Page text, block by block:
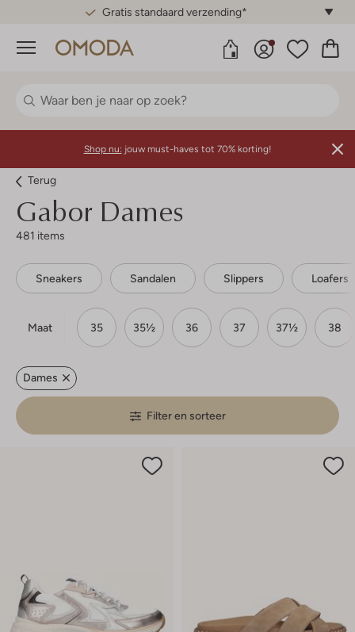
Gratis standaard verzending*
Menu
Shop nu: jouw must-haves tot 70% korting!
Terug
Gabor Dames
481 items
Sneakers Sandalen Slippers Loafers
Maat 35 35½ 36 37 37½ 38
Dames
Filter en sorteer